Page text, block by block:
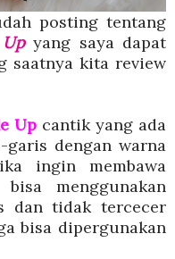
posting tentang
yang saya dapat
saatnya kita review
Up cantik yang ada
dengan warna
ingin membawa
menggunakan
dan tidak tercecer
bisa dipergunakan